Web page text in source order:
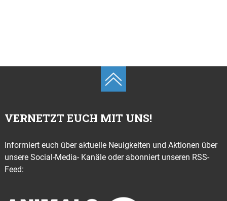
VERNETZT EUCH MIT UNS!
Informiert euch über aktuelle Neuigkeiten und Aktionen über
unsere Social-Media- Kanäle oder abonniert unseren RSS-
Feed: